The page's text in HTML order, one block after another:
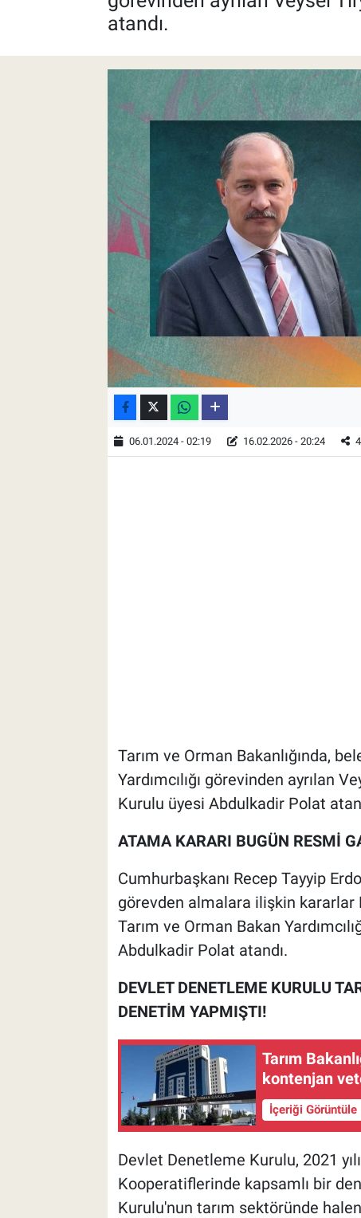
atandı.
06.01.2024 - 02:19 16.02.2026 - 20:24 4
Tarım ve Orman Bakanlığında,
Yardımcılığı görevinden ayrılan
Kurulu üyesi Abdulkadir Polat
ATAMA KARARI BUGÜN RESMİ
Cumhurbaşkanı Recep Tayyip
görevden almalara ilişkin kararlar
Tarım ve Orman Bakan
Abdulkadir Polat atandı.
DEVLET DENETLEME KURULU
DENETİM YAPMIŞTI!
Tarım
kontenjan
İçeriği Görüntüle
Devlet Denetleme Kurulu, 2021
Kooperatiflerinde kapsamlı bir
Kurulu'nun tarım sektöründe
Pankobirlik
Et fiyatları
Tarım Bilgisi
Yetiştirici Soruyor
Dünyada Tarım
Üretici Birlikleri
Şeker ve Şekerli Mamüller
Tahıllar ve Baklagiller